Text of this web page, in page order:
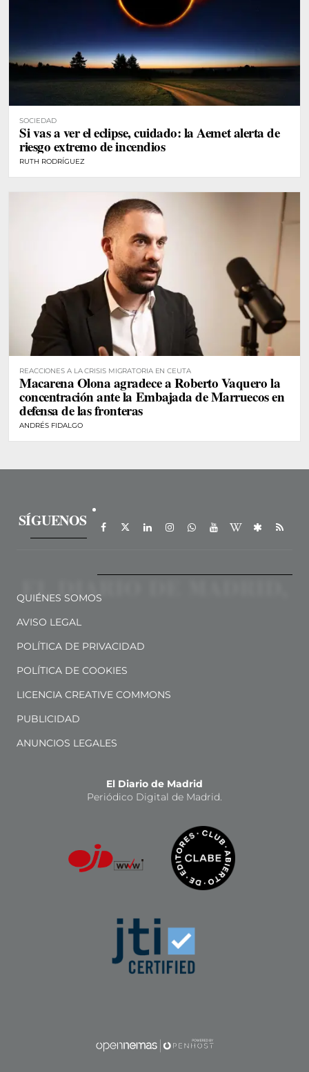
SOCIEDAD
Si vas a ver el eclipse, cuidado: la Aemet alerta de
riesgo extremo de incendios
RUTH RODRÍGUEZ
REACCIONES A LA CRISIS MIGRATORIA EN CEUTA
Macarena Olona agradece a Roberto Vaquero la
concentración ante la Embajada de Marruecos en
defensa de las fronteras
ANDRÉS FIDALGO
SÍGUENOS
QUIÉNES SOMOS
AVISO LEGAL
POLÍTICA DE PRIVACIDAD
POLÍTICA DE COOKIES
LICENCIA CREATIVE COMMONS
PUBLICIDAD
ANUNCIOS LEGALES
El Diario de Madrid
Periódico Digital de Madrid.